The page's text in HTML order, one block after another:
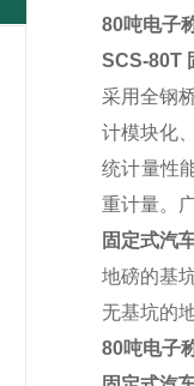
80吨电子
SCS-80T
采用全钢
计模块化
统计量性
重计量。
固定式汽
地磅的基
无基坑的
80吨电子